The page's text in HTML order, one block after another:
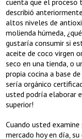
describió
altos niveles de
molienda húmeda,
gustaría consumir si
aceite de coco virgen
seco en una tienda, o
propia cocina a base
sería orgánico
usted podría elaborar
superior!
Cuando usted
mercado hoy en día,